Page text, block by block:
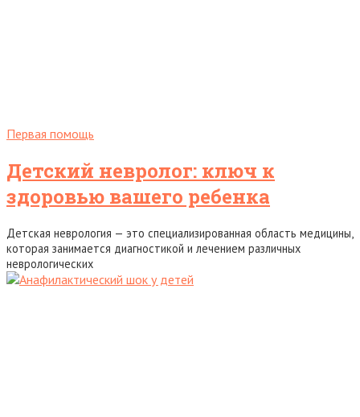
Первая помощь
Детский невролог: ключ к
здоровью вашего ребенка
Детская неврология — это специализированная область медицины,
которая занимается диагностикой и лечением различных
неврологических